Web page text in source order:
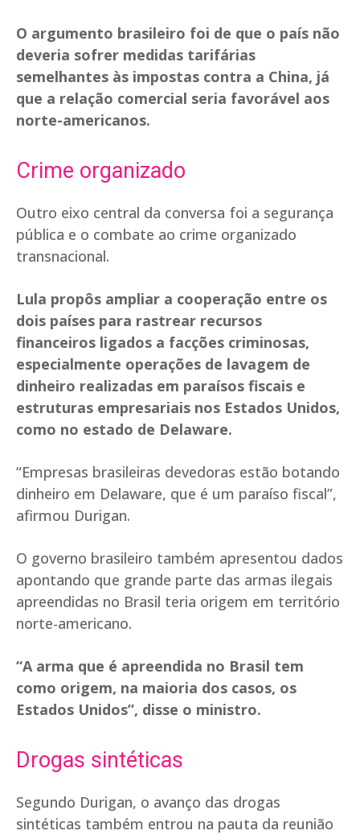
O argumento brasileiro foi de que o país não
deveria sofrer medidas tarifárias
semelhantes às impostas contra a China, já
que a relação comercial seria favorável aos
norte-americanos.
Crime organizado
Outro eixo central da conversa foi a segurança
pública e o combate ao crime organizado
transnacional.
Lula propôs ampliar a cooperação entre os
dois países para rastrear recursos
financeiros ligados a facções criminosas,
especialmente operações de lavagem de
dinheiro realizadas em paraísos fiscais e
estruturas empresariais nos Estados Unidos,
como no estado de Delaware.
“Empresas brasileiras devedoras estão botando
dinheiro em Delaware, que é um paraíso fiscal”,
afirmou Durigan.
O governo brasileiro também apresentou dados
apontando que grande parte das armas ilegais
apreendidas no Brasil teria origem em território
norte-americano.
“A arma que é apreendida no Brasil tem
como origem, na maioria dos casos, os
Estados Unidos”, disse o ministro.
Drogas sintéticas
Segundo Durigan, o avanço das drogas
sintéticas também entrou na pauta da reunião